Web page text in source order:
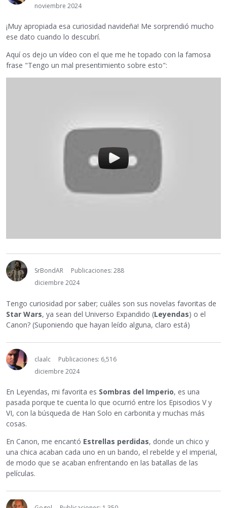
noviembre 2024
¡Muy apropiada esa curiosidad navideña! Me sorprendió mucho
ese dato cuando lo descubrí.
Aquí os dejo un vídeo con el que me he topado con la famosa
frase "Tengo un mal presentimiento sobre esto":
SrBondAR
Publicaciones: 288
diciembre 2024
Tengo curiosidad por saber; cuáles son sus novelas favoritas de
Star Wars, ya sean del Universo Expandido (Leyendas) o el
Canon? (Suponiendo que hayan leído alguna, claro está)
claalc
Publicaciones: 6,516
diciembre 2024
En Leyendas, mi favorita es Sombras del Imperio, es una
pasada porque te cuenta lo que ocurrió entre los Episodios V y
VI, con la búsqueda de Han Solo en carbonita y muchas más
cosas.
En Canon, me encantó Estrellas perdidas, donde un chico y
una chica acaban cada uno en un bando, el rebelde y el imperial,
de modo que se acaban enfrentando en las batallas de las
películas.